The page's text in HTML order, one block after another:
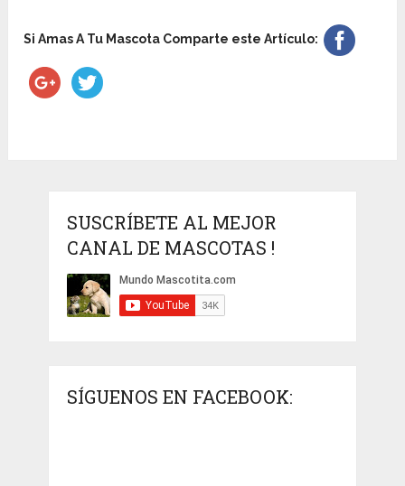
Si Amas A Tu Mascota Comparte este Artículo:
SUSCRÍBETE AL MEJOR
CANAL DE MASCOTAS !
SÍGUENOS EN FACEBOOK: